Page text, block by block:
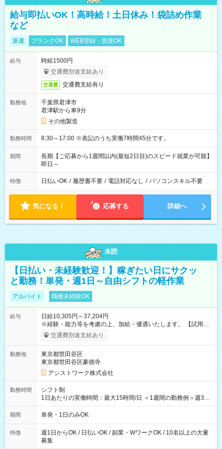
給与即払いOK！高時給！土日休み！袋詰め作業
など
派遣 ブランクOK WEB登録・面接OK
給与
時給1500円
交通費別途支給あり
交通費 交通費支給有り
勤務地
千葉県君津市
君津駅から車9分
その他製造
勤務時間 8:30～17:00 ※表記のうち実働7時間45分です。
期間
長期【ご応募から1週間以内(最短2日目)のスピード就業が可能】
即日～
特徴 日払いOK / 履歴書不要 / 電話対応なし / パソコンスキル不要
気になる！ 応募する 詳細へ
未読
【日払い・未経験歓迎！】稼ぎたい日にサクッ
と勤務！単発・週1日～自由シフトの軽作業
アルバイト 職種未経験OK
給与
日給10,305円～37,204円
※経験・能力等を考慮の上、加給・優遇いたします。 【試用期
間】試用期間なし
交通費別途支給あり
勤務地
東京都世田谷区
東京都世田谷区豪徳寺
アシストワーク株式会社
勤務時間
シフト制
1日あたりの実働時間：最大15時間/日 ＜1週間の勤務例＞週3回
勤務 勤務：月・水・金 休み：火・木・土・日 好きな時にお仕事
可能です！ ※1日あたりの最大実働時間は日勤、夜勤共に勤務し
期間 単発・1日のみOK
特徴
週1日からOK / 日払いOK / 副業・WワークOK / 10名以上の大量
募集